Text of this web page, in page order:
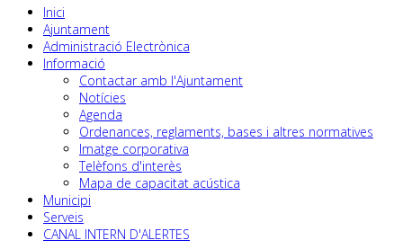
Inici
Ajuntament
Administració Electrònica
Informació
Contactar amb l'Ajuntament
Notícies
Agenda
Ordenances, reglaments, bases i altres normatives
Imatge corporativa
Telèfons d'interès
Mapa de capacitat acústica
Municipi
Serveis
CANAL INTERN D'ALERTES